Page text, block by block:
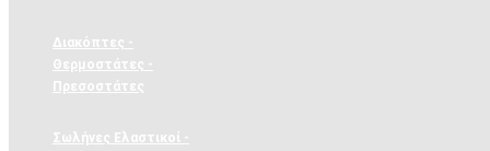
Διακόπτες -
Θερμοστάτες -
Πρεσοστάτες
Σωλήνες Ελαστικοί -